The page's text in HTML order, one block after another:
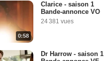
0:58
Clarice - saison 1
Bande-annonce VO
24 381 vues
Dr Harrow - saison 1